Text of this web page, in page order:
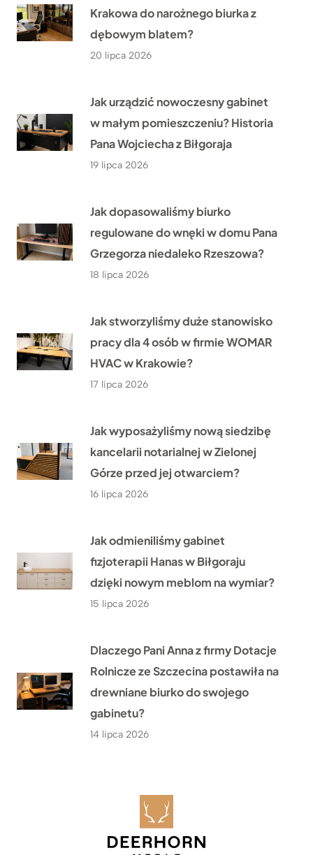
Krakowa do narożnego biurka z
dębowym blatem?
20 lipca 2026
Jak urządzić nowoczesny gabinet
w małym pomieszczeniu? Historia
Pana Wojciecha z Biłgoraja
19 lipca 2026
Jak dopasowaliśmy biurko
regulowane do wnęki w domu Pana
Grzegorza niedaleko Rzeszowa?
18 lipca 2026
Jak stworzyliśmy duże stanowisko
pracy dla 4 osób w firmie WOMAR
HVAC w Krakowie?
17 lipca 2026
Jak wyposażyliśmy nową siedzibę
kancelarii notarialnej w Zielonej
Górze przed jej otwarciem?
16 lipca 2026
Jak odmieniliśmy gabinet
fizjoterapii Hanas w Biłgoraju
dzięki nowym meblom na wymiar?
15 lipca 2026
Dlaczego Pani Anna z firmy Dotacje
Rolnicze ze Szczecina postawiła na
drewniane biurko do swojego
gabinetu?
14 lipca 2026